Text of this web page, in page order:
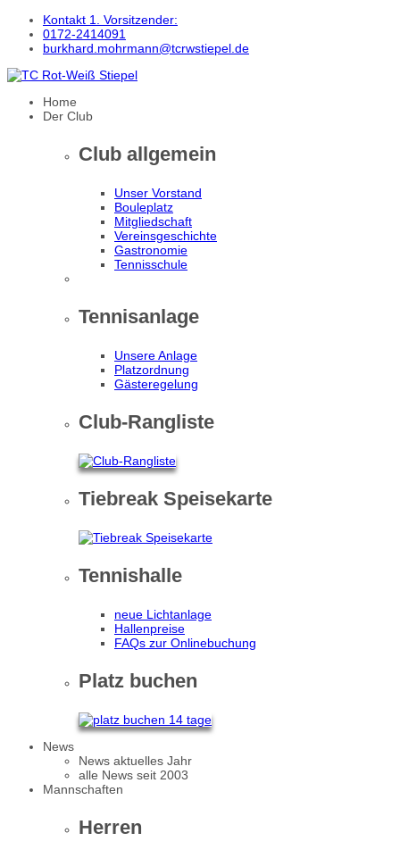
Kontakt 1. Vorsitzender:
0172-2414091
burkhard.mohrmann@tcrwstiepel.de
Home
Der Club
Club allgemein
Unser Vorstand
Bouleplatz
Mitgliedschaft
Vereinsgeschichte
Gastronomie
Tennisschule
Tennisanlage
Unsere Anlage
Platzordnung
Gästeregelung
Club-Rangliste
Tiebreak Speisekarte
Tennishalle
neue Lichtanlage
Hallenpreise
FAQs zur Onlinebuchung
Platz buchen
News
News aktuelles Jahr
alle News seit 2003
Mannschaften
Herren